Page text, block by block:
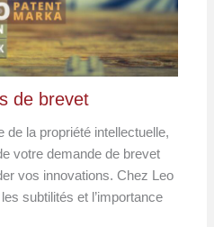
de brevet
de la propriété intellectuelle,
votre demande de brevet
vos innovations. Chez Leo
subtilités et l’importance